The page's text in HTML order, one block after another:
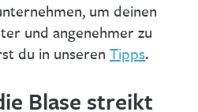
um deinen
und angenehmer zu
du in unseren Tipps.
Blase streikt